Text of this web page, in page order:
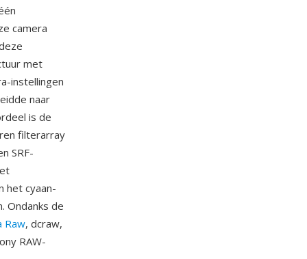
camera
met
instellingen
naar
is de
filterarray
SRF-
het cyaan-
Ondanks de
Raw, dcraw,
RAW-